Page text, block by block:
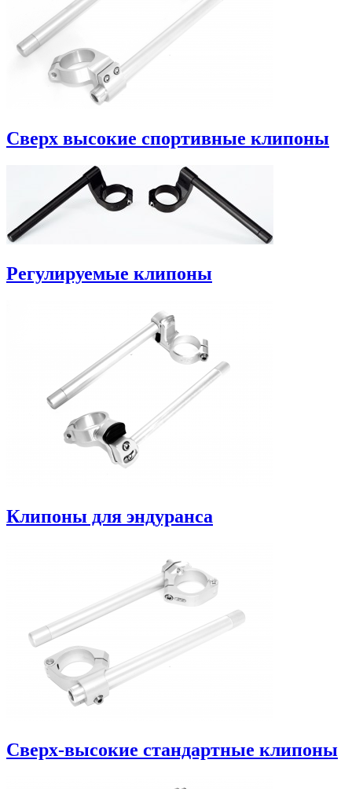
Сверх высокие спортивные клипоны
Регулируемые клипоны
Клипоны для эндуранса
Сверх-высокие стандартные клипоны